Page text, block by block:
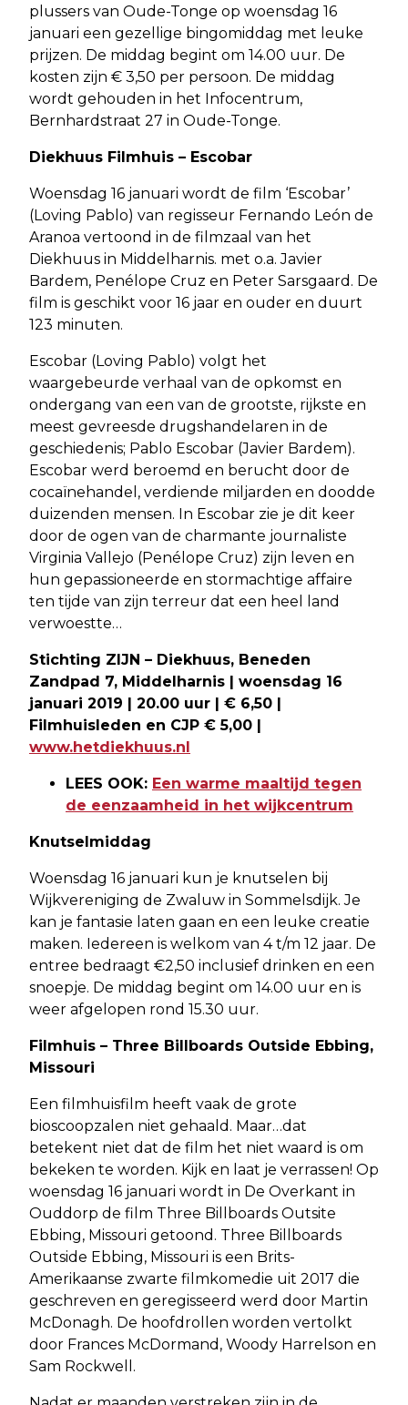
plussers van Oude-Tonge op woensdag 16
januari een gezellige bingomiddag met leuke
prijzen. De middag begint om 14.00 uur. De
kosten zijn € 3,50 per persoon. De middag
wordt gehouden in het Infocentrum,
Bernhardstraat 27 in Oude-Tonge.
Diekhuus Filmhuis – Escobar
Woensdag 16 januari wordt de film ‘Escobar’
(Loving Pablo) van regisseur Fernando León de
Aranoa vertoond in de filmzaal van het
Diekhuus in Middelharnis. met o.a. Javier
Bardem, Penélope Cruz en Peter Sarsgaard. De
film is geschikt voor 16 jaar en ouder en duurt
123 minuten.
Escobar (Loving Pablo) volgt het
waargebeurde verhaal van de opkomst en
ondergang van een van de grootste, rijkste en
meest gevreesde drugshandelaren in de
geschiedenis; Pablo Escobar (Javier Bardem).
Escobar werd beroemd en berucht door de
cocaïnehandel, verdiende miljarden en doodde
duizenden mensen. In Escobar zie je dit keer
door de ogen van de charmante journaliste
Virginia Vallejo (Penélope Cruz) zijn leven en
hun gepassioneerde en stormachtige affaire
ten tijde van zijn terreur dat een heel land
verwoestte…
Stichting ZIJN – Diekhuus, Beneden
Zandpad 7, Middelharnis | woensdag 16
januari 2019 | 20.00 uur | € 6,50 |
Filmhuisleden en CJP € 5,00 |
www.hetdiekhuus.nl
LEES OOK: Een warme maaltijd tegen
de eenzaamheid in het wijkcentrum
Knutselmiddag
Woensdag 16 januari kun je knutselen bij
Wijkvereniging de Zwaluw in Sommelsdijk. Je
kan je fantasie laten gaan en een leuke creatie
maken. Iedereen is welkom van 4 t/m 12 jaar. De
entree bedraagt €2,50 inclusief drinken en een
snoepje. De middag begint om 14.00 uur en is
weer afgelopen rond 15.30 uur.
Filmhuis – Three Billboards Outside Ebbing,
Missouri
Een filmhuisfilm heeft vaak de grote
bioscoopzalen niet gehaald. Maar…dat
betekent niet dat de film het niet waard is om
bekeken te worden. Kijk en laat je verrassen! Op
woensdag 16 januari wordt in De Overkant in
Ouddorp de film Three Billboards Outsite
Ebbing, Missouri getoond. Three Billboards
Outside Ebbing, Missouri is een Brits-
Amerikaanse zwarte filmkomedie uit 2017 die
geschreven en geregisseerd werd door Martin
McDonagh. De hoofdrollen worden vertolkt
door Frances McDormand, Woody Harrelson en
Sam Rockwell.